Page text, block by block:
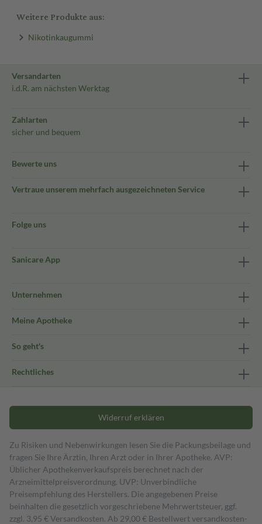
Weitere Produkte aus:
Nikotinkaugummi
Versandarten
i.d.R. am nächsten Werktag
Zahlarten
sicher und bequem
Bewerte uns
Vertraue unserem mehrfach ausgezeichneten Service
Folge uns
Sanicare App
Unternehmen
Meine Apotheke
So geht's
Rechtliches
Widerruf erklären
Zu Risiken und Nebenwirkungen lesen Sie die Packungsbeilage und
fragen Sie Ihre Ärztin, Ihren Arzt oder in Ihrer Apotheke. AVP:
Üblicher Apothekenverkaufspreis berechnet nach der
Arzneimittelpreisverordnung. UVP: Unverbindliche
Preisempfehlung des Herstellers. Die angegebenen Preise
beinhalten die gesetzlich vorgeschriebene Mehrwertsteuer, ggf.
zzgl. 3,95 € Versandkosten. Ab 29,00 € Bestell­wert versand­kosten­